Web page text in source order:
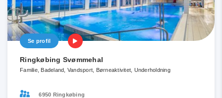
Se profil
Ringkøbing Svømmehal
Familie, Badeland, Vandsport, Børneaktivitet, Underholdning
6950 Ringkøbing